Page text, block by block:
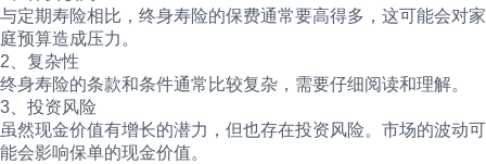
与定期寿险相比，终身寿险的保费通常要高得多，这可能会对家
庭预算造成压力。
2、复杂性
终身寿险的条款和条件通常比较复杂，需要仔细阅读和理解。
3、投资风险
虽然现金价值有增长的潜力，但也存在投资风险。市场的波动可
能会影响保单的现金价值。